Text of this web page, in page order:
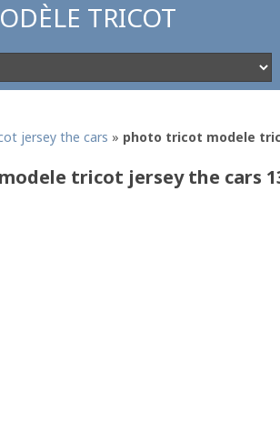
TRICOT
jersey the cars » photo tricot modele
tricot jersey the cars